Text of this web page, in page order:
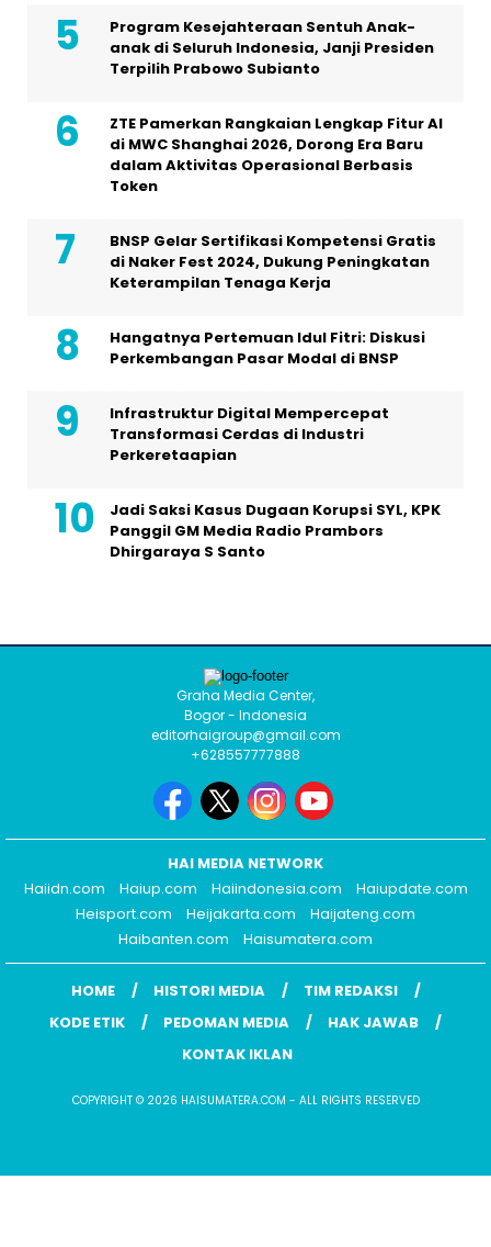
Program Kesejahteraan Sentuh Anak-
anak di Seluruh Indonesia, Janji Presiden
Terpilih Prabowo Subianto
ZTE Pamerkan Rangkaian Lengkap Fitur AI
di MWC Shanghai 2026, Dorong Era Baru
dalam Aktivitas Operasional Berbasis
Token
BNSP Gelar Sertifikasi Kompetensi Gratis
di Naker Fest 2024, Dukung Peningkatan
Keterampilan Tenaga Kerja
Hangatnya Pertemuan Idul Fitri: Diskusi
Perkembangan Pasar Modal di BNSP
Infrastruktur Digital Mempercepat
Transformasi Cerdas di Industri
Perkeretaapian
Jadi Saksi Kasus Dugaan Korupsi SYL, KPK
Panggil GM Media Radio Prambors
Dhirgaraya S Santo
Graha Media Center,
Bogor - Indonesia
editorhaigroup@gmail.com
+628557777888
HAI MEDIA NETWORK
Haiidn.com
Haiup.com Haiindonesia.com
Haiupdate.com
Heisport.com
Heijakarta.com
Haijateng.com
Haibanten.com
Haisumatera.com
HOME HISTORI MEDIA
TIM REDAKSI
KODE ETIK
PEDOMAN MEDIA
HAK JAWAB
KONTAK IKLAN
COPYRIGHT © 2026 HAISUMATERA.COM - ALL RIGHTS RESERVED